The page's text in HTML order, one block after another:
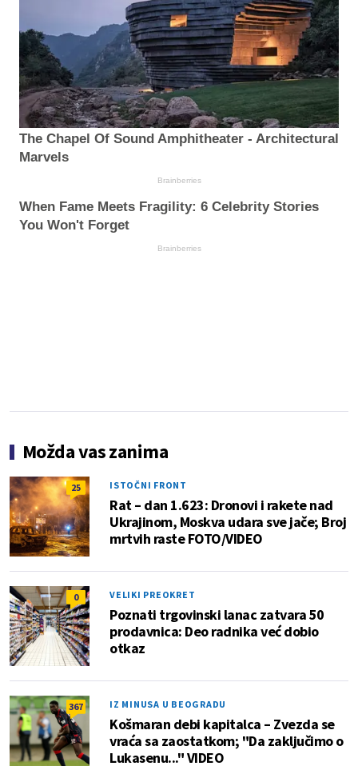
The Chapel Of Sound Amphitheater - Architectural
Marvels
Brainberries
When Fame Meets Fragility: 6 Celebrity Stories
You Won't Forget
Brainberries
Možda vas zanima
25 ISTOČNI FRONT
Rat – dan 1.623: Dronovi i rakete nad
Ukrajinom, Moskva udara sve jače; Broj
mrtvih raste FOTO/VIDEO
0 VELIKI PREOKRET
Poznati trgovinski lanac zatvara 50
prodavnica: Deo radnika već dobio
otkaz
367 IZ MINUSA U BEOGRADU
Košmaran debi kapitalca – Zvezda se
vraća sa zaostatkom; "Da zaključimo o
Lukasenu..." VIDEO